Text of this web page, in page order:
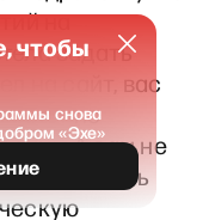
на
задать
на сайт, вас
по
«А вам не
очень
чтобы
снова
«Эхе»